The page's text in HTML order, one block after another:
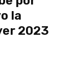
la
2023